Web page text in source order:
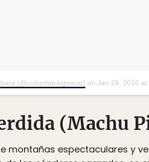
(@colombaraignacio) on Jan 28, 2016 at
(Machu
montañas espectaculares y